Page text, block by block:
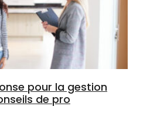
pour la gestion
de pro